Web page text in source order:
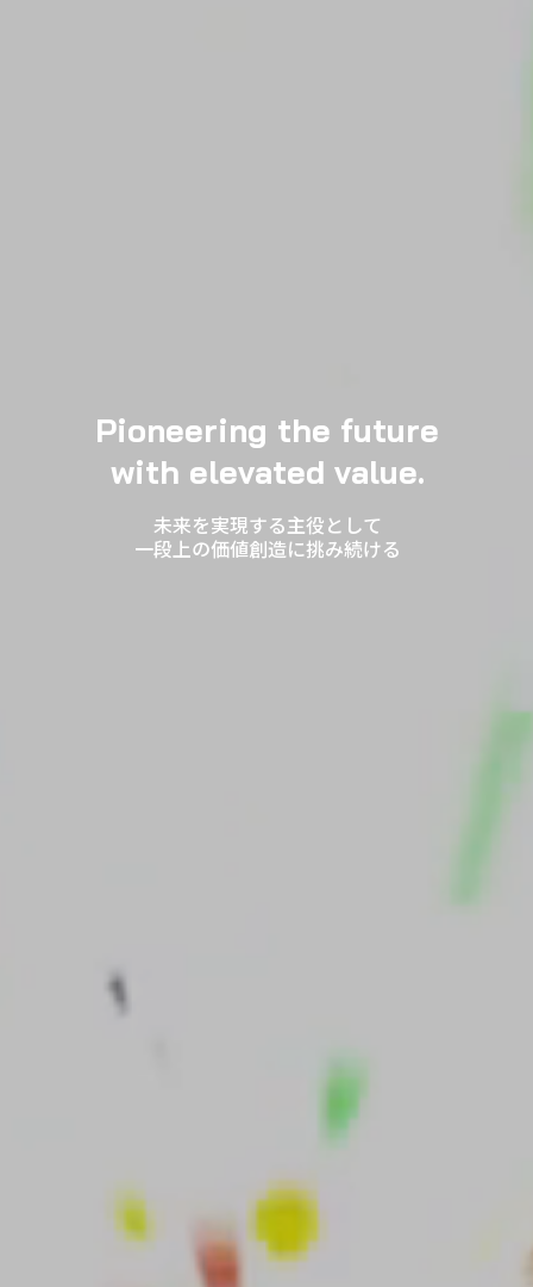
Pioneering the future
with elevated value.
未来を実現する主役として
一段上の価値創造に挑み続ける